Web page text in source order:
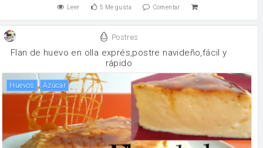
Leer 5 Me gusta Comentar
Postres
Flan de huevo en olla exprés,postre navideño,fácil y
rápido
huevos Azúcar